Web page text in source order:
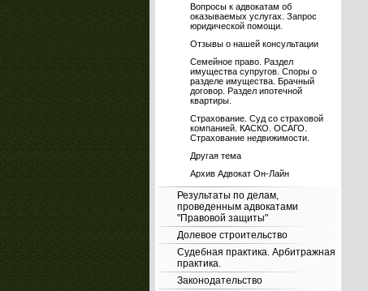
Вопросы к адвокатам об
оказываемых услугах. Запрос
юридической помощи.
Отзывы о нашей консультации
Семейное право. Раздел
имущества супругов. Споры о
разделе имущества. Брачный
договор. Раздел ипотечной
квартиры.
Страхование. Суд со страховой
компанией. КАСКО. ОСАГО.
Страхование недвижимости.
Другая тема
Архив Адвокат Он-Лайн
Результаты по делам,
проведенным адвокатами
"Правовой защиты"
Долевое строительство
Судебная практика. Арбитражная
практика.
Законодательство